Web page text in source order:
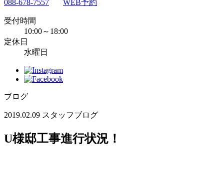
088-678-7557 WEB予約
受付時間
10:00～18:00
定休日
水曜日
ブログ
2019.02.09 スタッフブログ
U様邸工事進行状況！